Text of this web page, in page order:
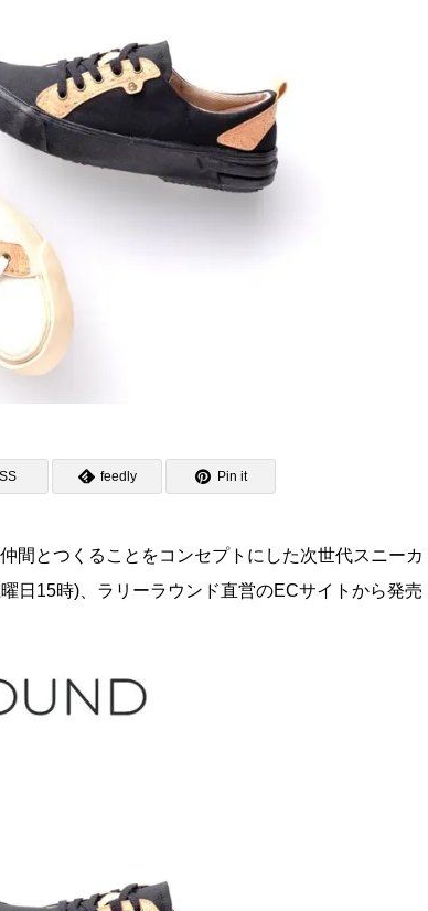
feedly Pin it
間とつくることをコンセプトにした次世代スニーカ
日15時)、ラリーラウンド直営のECサイトから発売